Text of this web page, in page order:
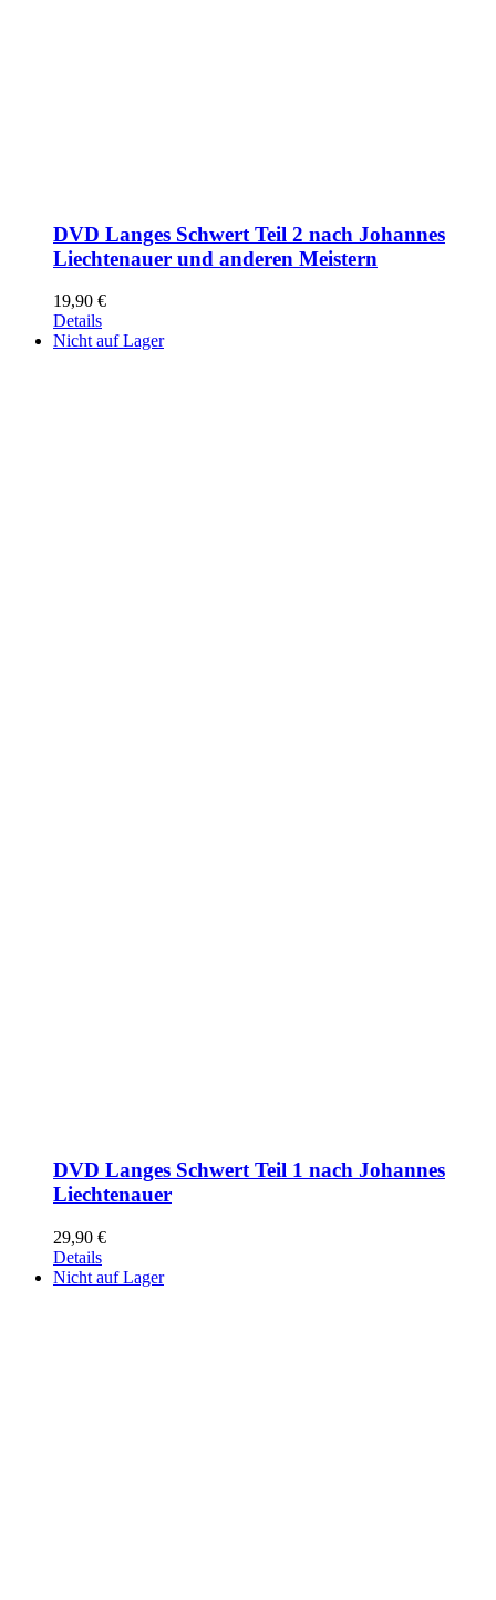
DVD Langes Schwert Teil 2 nach Johannes
Liechtenauer und anderen Meistern
19,90 €
Details
Nicht auf Lager
DVD Langes Schwert Teil 1 nach Johannes
Liechtenauer
29,90 €
Details
Nicht auf Lager